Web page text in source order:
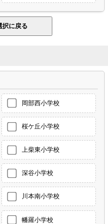
岡部西小学校
桜ケ丘小学校
上柴東小学校
深谷小学校
川本南小学校
幡羅小学校